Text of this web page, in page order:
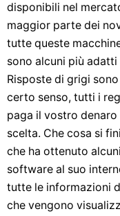
disponibili nel
maggior parte dei
tutte queste
sono alcuni più
Risposte di grigi
certo senso, tutti i
paga il vostro
scelta. Che cosa si
che ha ottenuto
software al suo
tutte le informazioni
che vengono